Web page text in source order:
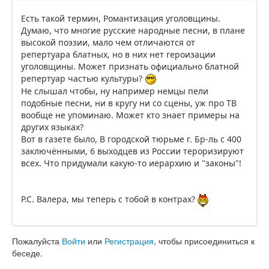
Есть такой термин, Романтизация уголовщины.
Думаю, что многие русские народные песни, в плане
высокой поэзии, мало чем отличаются от
репертуара блатных, но в них нет героизации
уголовщины. Может признать официально блатной
репертуар частью культуры?
Не слышал чтобы, ну например немцы пели
подобные песни, ни в кругу ни со сцены, уж про ТВ
вообще не упоминаю. Может кто знает примеры на
других языках?
Вот в газете было, В городской тюрьме г. Бр-ль с 400
заключёнными, 6 выходцев из России тероризируют
всех. Что придумали какую-то иерархию и "законы"!
Р.С. Валера, мы теперь с тобой в контрах?
Пожалуйста Войти или Регистрация, чтобы присоединиться к
беседе.